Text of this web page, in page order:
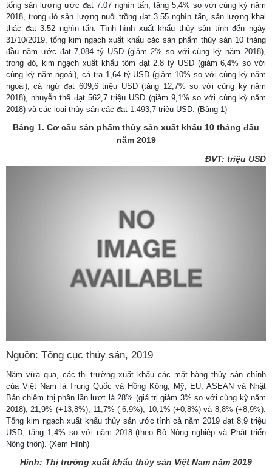
tổng sản lượng ước đạt 7.07 nghìn tấn, tăng 5,4% so với cùng kỳ năm
2018, trong đó sản lượng nuôi trồng đạt 3.55 nghìn tấn, sản lượng khai
thác đạt 3.52 nghìn tấn. Tình hình xuất khẩu thủy sản tính đến ngày
31/10/2019, tổng kim ngạch xuất khẩu các sản phẩm thủy sản 10 tháng
đầu năm ước đạt 7,084 tỷ USD (giảm 2% so với cùng kỳ năm 2018),
trong đó, kim ngạch xuất khẩu tôm đạt 2,8 tỷ USD (giảm 6,4% so với
cùng kỳ năm ngoái), cá tra 1,64 tỷ USD (giảm 10% so với cùng kỳ năm
ngoái), cá ngừ đạt 609,6 triệu USD (tăng 12,7% so với cùng kỳ năm
2018), nhuyễn thể đạt 562,7 triệu USD (giảm 9,1% so với cùng kỳ năm
2018) và các loại thủy sản các đạt 1.493,7 triệu USD. (Bảng 1)
Bảng 1. Cơ cấu sản phẩm thủy sản xuất khẩu 10 tháng đầu
năm 2019
ĐVT: triệu USD
Nguồn: Tổng cục thủy sản, 2019
Năm vừa qua, các thị trường xuất khẩu các mặt hàng thủy sản chính
của Việt Nam là Trung Quốc và Hồng Kông, Mỹ, EU, ASEAN và Nhật
Bản chiếm thị phần lần lượt là 28% (giá trị giảm 3% so với cùng kỳ năm
2018), 21,9% (+13,8%), 11,7% (-6,9%), 10,1% (+0,8%) và 8,8% (+8,9%).
Tổng kim ngạch xuất khẩu thủy sản ước tính cả năm 2019 đạt 8,9 triệu
USD, tăng 1,4% so với năm 2018 (theo Bộ Nông nghiệp và Phát triển
Nông thôn). (Xem Hình)
Hình: Thị trường xuất khẩu thủy sản Việt Nam năm 2019